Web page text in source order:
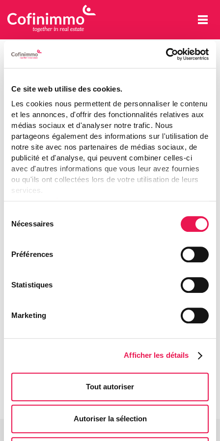
Ce site web utilise des cookies.
Les cookies nous permettent de personnaliser le contenu
et les annonces, d'offrir des fonctionnalités relatives aux
médias sociaux et d'analyser notre trafic. Nous
partageons également des informations sur l'utilisation de
notre site avec nos partenaires de médias sociaux, de
publicité et d'analyse, qui peuvent combiner celles-ci
avec d'autres informations que vous leur avez fournies
ou qu'ils ont collectées lors de votre utilisation de leurs
services.
Nécessaires
Préférences
Statistiques
Marketing
Afficher les détails
Tout autoriser
Autoriser la sélection
Cofinimmo
DISCLAIMER - AUGMENTATION DE
CAPITAL 2015
Augmentation de capital 2015
Access to this information is limited to persons resident and
physically present in Belgium and to authorized persons who are
resident and physically present in other jurisdictions outside the
United States, Australia, Canada or Japan.
Augmentation de capital 2015 - Communiqué de presse: Résultats du
Augmentation de capital 2015 - Communiqué de presse relatif aux
Augmentation de capital 2015 - Communiqué de presse: Suspension du cours
Augmentation de capital 2015 - Communiqué de presse: Résultats de la
Augmentation de capital 2015 - Communiqué de presse relatif à la
Augmentation de capital 2015 - Note d'opération
Augmentation de capital 2015 - Résumé du prospectus
Cofinimmo sa/nv info@cofinimmo.be